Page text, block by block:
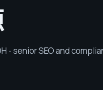
- senior SEO and